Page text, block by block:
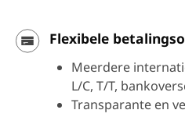
Flexibele
Meerdere
L/C, T/T,
Transparante en